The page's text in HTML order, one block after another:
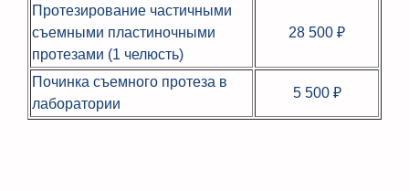
Протезирование частичными
съемными пластиночными
протезами (1 челюсть)
28 500 ₽
Починка съемного протеза в
лаборатории
5 500 ₽